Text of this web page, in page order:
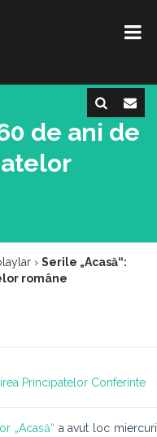
de ani de
› Serile „Acasă“:
române
Principatelor Conferinte
„Acasă“ a avut loc miercuri